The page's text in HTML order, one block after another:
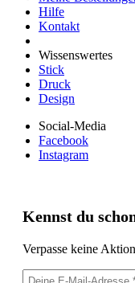
Hilfe
Kontakt
Wissenswertes
Stick
Druck
Design
Social-Media
Facebook
Instagram
Kennst du
Verpasse keine